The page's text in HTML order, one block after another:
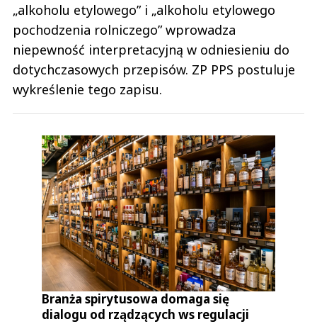
„alkoholu etylowego” i „alkoholu etylowego
pochodzenia rolniczego” wprowadza
niepewność interpretacyjną w odniesieniu do
dotychczasowych przepisów. ZP PPS postuluje
wykreślenie tego zapisu.
Branża spirytusowa domaga się
dialogu od rządzących ws regulacji